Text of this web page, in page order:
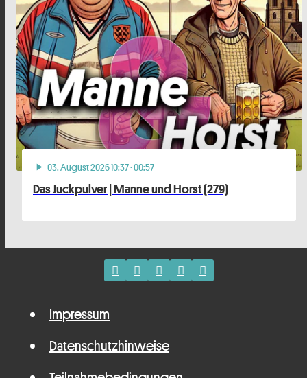
play_arrow 03. August 2026 10:37· 00:57
Das Juckpulver | Manne und Horst (279)
Impressum
Datenschutzhinweise